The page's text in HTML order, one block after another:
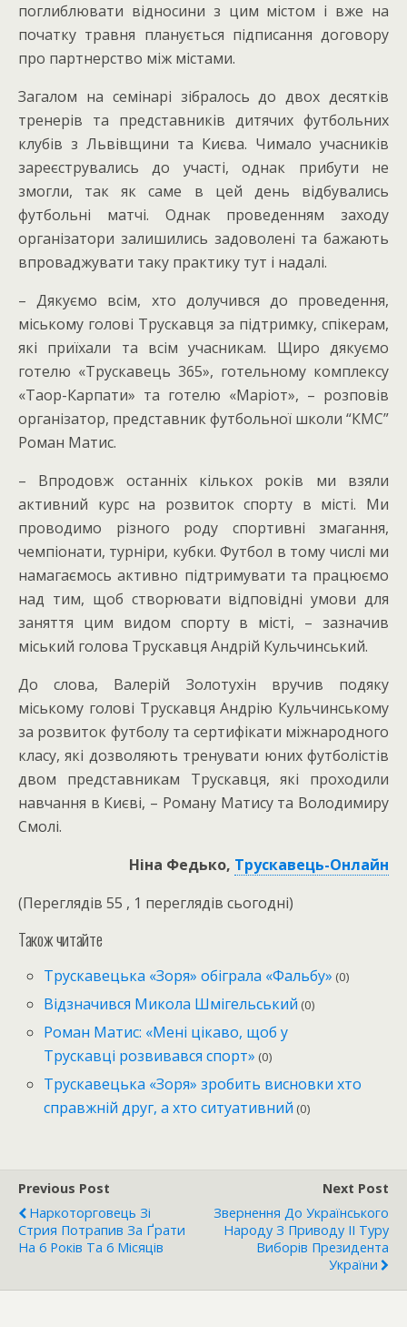
поглиблювати відносини з цим містом і вже на
початку травня планується підписання договору
про партнерство між містами.
Загалом на семінарі зібралось до двох десятків
тренерів та представників дитячих футбольних
клубів з Львівщини та Києва. Чимало учасників
зареєструвались до участі, однак прибути не
змогли, так як саме в цей день відбувались
футбольні матчі. Однак проведенням заходу
організатори залишились задоволені та бажають
впроваджувати таку практику тут і надалі.
– Дякуємо всім, хто долучився до проведення,
міському голові Трускавця за підтримку, спікерам,
які приїхали та всім учасникам. Щиро дякуємо
готелю «Трускавець 365», готельному комплексу
«Таор-Карпати» та готелю «Маріот», – розповів
організатор, представник футбольної школи “КМС”
Роман Матис.
– Впродовж останніх кількох років ми взяли
активний курс на розвиток спорту в місті. Ми
проводимо різного роду спортивні змагання,
чемпіонати, турніри, кубки. Футбол в тому числі ми
намагаємось активно підтримувати та працюємо
над тим, щоб створювати відповідні умови для
заняття цим видом спорту в місті, – зазначив
міський голова Трускавця Андрій Кульчинський.
До слова, Валерій Золотухін вручив подяку
міському голові Трускавця Андрію Кульчинському
за розвиток футболу та сертифікати міжнародного
класу, які дозволяють тренувати юних футболістів
двом представникам Трускавця, які проходили
навчання в Києві, – Роману Матису та Володимиру
Смолі.
Ніна Федько, Трускавець-Онлайн
(Переглядів 55 , 1 переглядів сьогодні)
Також читайте
Трускавецька «Зоря» обіграла «Фальбу» (0)
Відзначився Микола Шмігельський (0)
Роман Матис: «Мені цікаво, щоб у
Трускавці розвивався спорт» (0)
Трускавецька «Зоря» зробить висновки хто
справжній друг, а хто ситуативний (0)
Previous Post
Наркоторговець Зі
Стрия Потрапив За Ґрати
На 6 Років Та 6 Місяців
Next Post
Звернення До Українського
Народу З Приводу ІІ Туру
Виборів Президента
України